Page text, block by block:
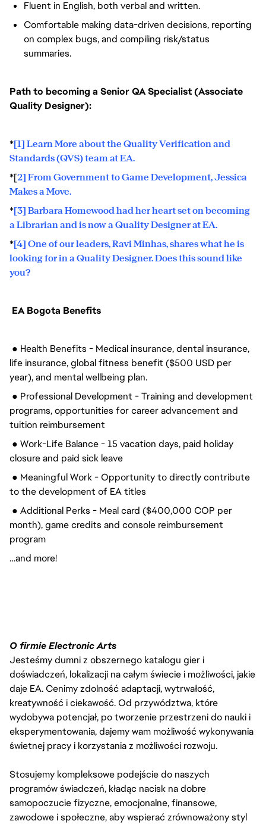
Fluent in English, both verbal and written.
Comfortable making data-driven decisions, reporting
on complex bugs, and compiling risk/status
summaries.
Path to becoming a Senior QA Specialist (Associate
Quality Designer):
*[1] Learn More about the Quality Verification and
Standards (QVS) team at EA.
*[2] From Government to Game Development, Jessica
Makes a Move.
*[3] Barbara Homewood had her heart set on becoming
a Librarian and is now a Quality Designer at EA.
*[4] One of our leaders, Ravi Minhas, shares what he is
looking for in a Quality Designer. Does this sound like
you?
EA Bogota Benefits
● Health Benefits - Medical insurance, dental insurance,
life insurance, global fitness benefit ($500 USD per
year), and mental wellbeing plan.
● Professional Development - Training and development
programs, opportunities for career advancement and
tuition reimbursement
● Work-Life Balance - 15 vacation days, paid holiday
closure and paid sick leave
● Meaningful Work - Opportunity to directly contribute
to the development of EA titles
● Additional Perks - Meal card ($400,000 COP per
month), game credits and console reimbursement
program
…and more!
O firmie Electronic Arts
Jesteśmy dumni z obszernego katalogu gier i
doświadczeń, lokalizacji na całym świecie i możliwości, jakie
daje EA. Cenimy zdolność adaptacji, wytrwałość,
kreatywność i ciekawość. Od przywództwa, które
wydobywa potencjał, po tworzenie przestrzeni do nauki i
eksperymentowania, dajemy wam możliwość wykonywania
świetnej pracy i korzystania z możliwości rozwoju.
Stosujemy kompleksowe podejście do naszych
programów świadczeń, kładąc nacisk na dobre
samopoczucie fizyczne, emocjonalne, finansowe,
zawodowe i społeczne, aby wspierać zrównoważony styl